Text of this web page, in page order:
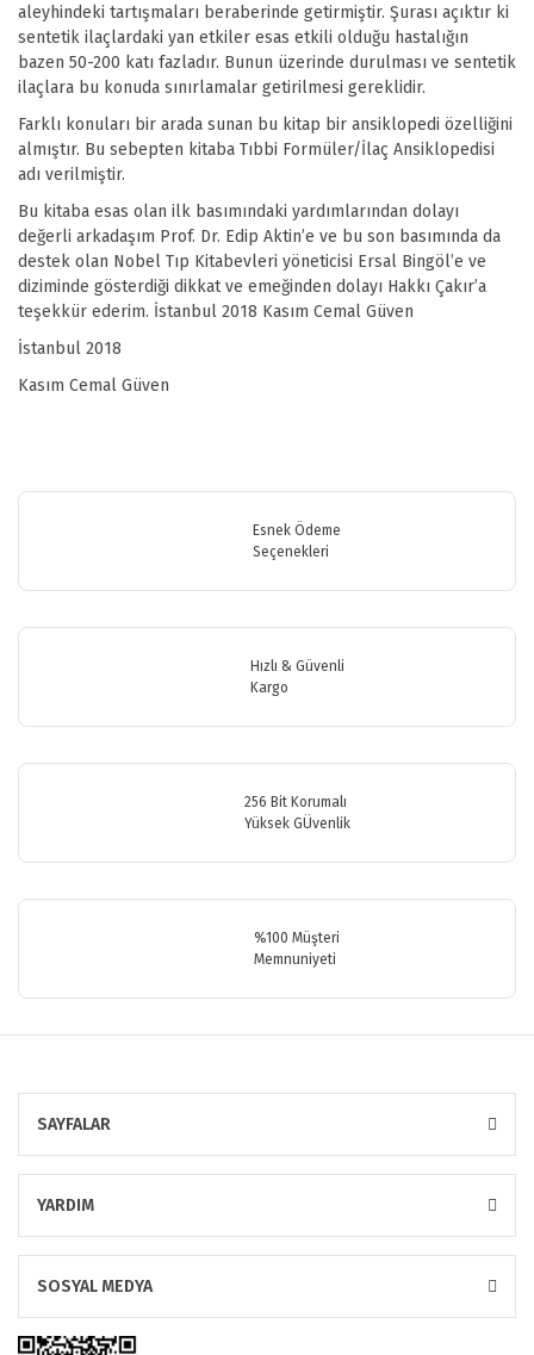
aleyhindeki tartışmaları beraberinde getirmiştir. Şurası açıktır ki
sentetik ilaçlardaki yan etkiler esas etkili olduğu hastalığın
bazen 50-200 katı fazladır. Bunun üzerinde durulması ve sentetik
ilaçlara bu konuda sınırlamalar getirilmesi gereklidir.
Farklı konuları bir arada sunan bu kitap bir ansiklopedi özelliğini
almıştır. Bu sebepten kitaba Tıbbi Formüler/İlaç Ansiklopedisi
adı verilmiştir.
Bu kitaba esas olan ilk basımındaki yardımlarından dolayı
değerli arkadaşım Prof. Dr. Edip Aktin’e ve bu son basımında da
destek olan Nobel Tıp Kitabevleri yöneticisi Ersal Bingöl’e ve
diziminde gösterdiği dikkat ve emeğinden dolayı Hakkı Çakır’a
teşekkür ederim. İstanbul 2018 Kasım Cemal Güven
İstanbul 2018
Kasım Cemal Güven
Bu ürüne ilk yorumu siz yapın!
Görüş ve önerileriniz için teşekkür ederiz.
Ürün resmi kalitesiz, bozuk veya görüntülenemiyor.
Ürün fiyatı diğer sitelerden daha pahalı.
Esnek Ödeme
Seçenekleri
Hızlı & Güvenli
Kargo
256 Bit Korumalı
Yüksek GÜvenlik
%100 Müşteri
Memnuniyeti
SAYFALAR
YARDIM
SOSYAL MEDYA